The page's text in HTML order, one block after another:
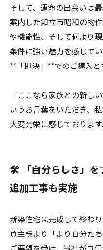
そして、運命の出会いは
案内した知立市昭和の物
や機能性、そして何より
条件に強い魅力を感じて
**「即決」**でのご購入
「ここなら家族との新し
いうお言葉をいただき、
大変光栄に感じておりま
🛠️ 「自分らしさ」を
追加工事も実施
新築住宅は完成して終わり
買主様より「より自分た